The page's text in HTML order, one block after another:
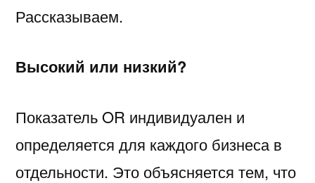
Рассказываем.
Высокий или низкий?
Показатель OR индивидуален и
определяется для каждого бизнеса в
отдельности. Это объясняется тем, что